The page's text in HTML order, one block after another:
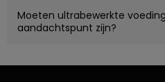
Moeten ultrabewerkte
aandachtspunt zijn?